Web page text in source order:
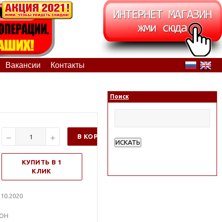
Вакансии Контакты
В КОРЗИНУ
КУПИТЬ В 1
КЛИК
Поиск
ИСКАТЬ